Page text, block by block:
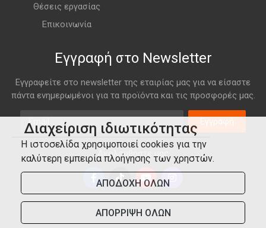
Θέσεις εργασίας
Επικοινωνία
Εγγραφή στο Newsletter
Εγγραφείτε στο newsletter της εταιρίας μας για να είσαστε
πάντα ενημερωμένοι για τα προϊόντα και τις προσφορές μας.
Email
Εγγραφή
Ακολουθήστε μας
Διαχείριση ιδιωτικότητας
Η ιστοσελίδα χρησιμοποιεί cookies για την
καλύτερη εμπειρία πλοήγησης των χρηστών.
ΑΠΟΔΟΧΗ ΟΛΩΝ
ΑΠΟΡΡΙΨΗ ΟΛΩΝ